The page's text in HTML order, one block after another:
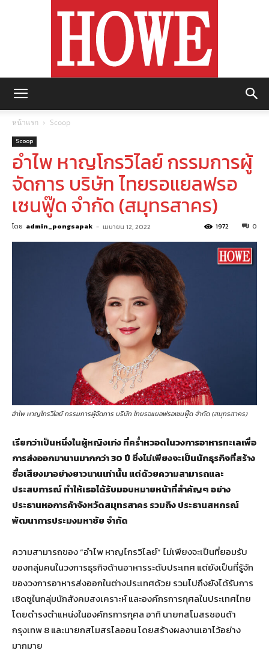
หน้าแรก Scoop
Scoop
อำไพ หาญโกรวิไลย์ กรรมการผู้
จัดการ บริษัท ไทยรอแยลฟรอ
เซนฟู๊ด จำกัด (สมุทรสาคร)
โดย admin_pongsapak - เมษายน 12, 2022 0
1972
อำไพ หาญโกรวิไลย์ กรรมการผู้จัดการ บริษัท ไทยรอแยลฟรอเซนฟู๊ด จำกัด (สมุทรสาคร)
เรียกว่าเป็นหนึ่งในผู้หญิงเก่ง ที่คร่ำหวอดในวงการอาหารทะเลเพื่อ
การส่งออกมานานมากกว่า 30 ปี ซึ่งไม่เพียงจะเป็นนักธุรกิจที่สร้าง
ชื่อเสียงมาอย่างยาวนานเท่านั้น แต่ด้วยความสามารถและ
ประสบการณ์ ทำให้เธอได้รับมอบหมายหน้าที่สำคัญๆ อย่าง
ประธานหอการค้าจังหวัดสมุทรสาคร รวมถึง ประธานสหกรณ์
พัฒนาการประมงมหาชัย จำกัด
ความสามารถของ “อำไพ หาญไกรวิไลย์” ไม่เพียงจะเป็นที่ยอมรับ
ของกลุ่มคนในวงการธุรกิจด้านอาหารระดับประเทศ แต่ยังเป็นที่รู้จัก
ของวงการอาหารส่งออกในต่างประเทศด้วย รวมไปถึงยังได้รับการ
เชิดชูในกลุ่มนักสังคมสงเคราะห์ และองค์กรการกุศลในประเทศไทย
โดยดำรงตำแหน่งในองค์กรการกุศล อาทิ นายกสโมสรชอนต้า
กรุงเทพ 8 และนายกสโมสรไลออน โดยสร้างผลงานเอาไว้อย่าง
มากมาย